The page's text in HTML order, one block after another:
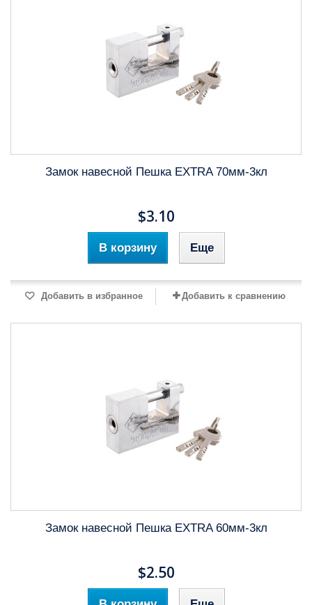
Замок навесной Пешка EXTRA 70мм-3кл
$3.10
В корзину Еще
Добавить в избранное Добавить к сравнению
Замок навесной Пешка EXTRA 60мм-3кл
$2.50